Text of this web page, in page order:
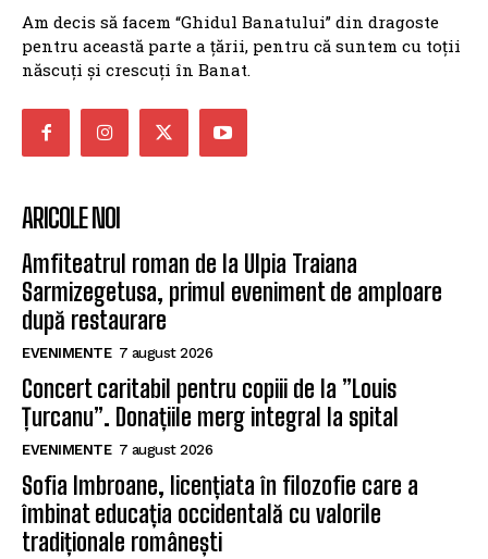
Am decis să facem “Ghidul Banatului” din dragoste
pentru această parte a țării, pentru că suntem cu toții
născuți și crescuți în Banat.
ARICOLE NOI
Amfiteatrul roman de la Ulpia Traiana
Sarmizegetusa, primul eveniment de amploare
după restaurare
EVENIMENTE 7 august 2026
Concert caritabil pentru copiii de la ”Louis
Țurcanu”. Donațiile merg integral la spital
EVENIMENTE 7 august 2026
Sofia Imbroane, licențiata în filozofie care a
îmbinat educația occidentală cu valorile
tradiționale românești